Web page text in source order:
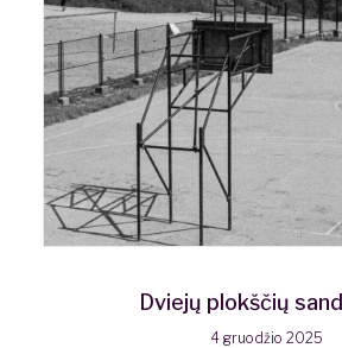
Dviejų plokščių
4 gruodžio 2025